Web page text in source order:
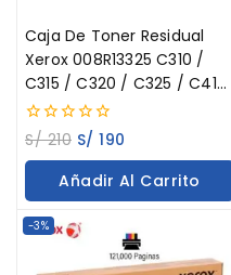
Caja De Toner Residual
Xerox 008R13325 C310 /
C315 / C320 / C325 / C410
/ VersaLink C415 Waste
Tóner Container 30.00
Páginas
0
out
of
S/210 S/ 190
Añadir Al Carrito
-3%